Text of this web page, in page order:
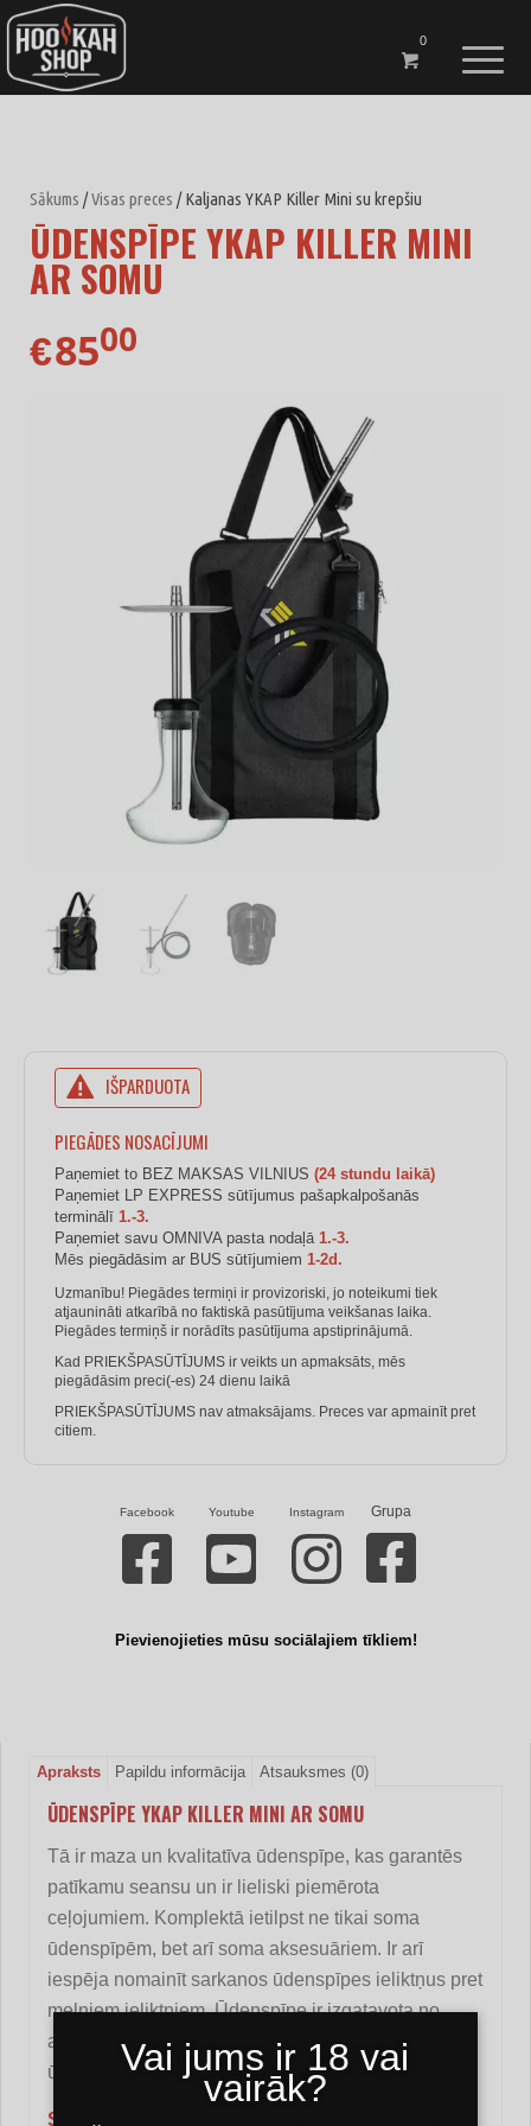
0
Sākums /Visas preces / Kaljanas YKAP Killer Mini su krepšiu
ŪDENSPĪPE YKAP KILLER MINI
AR SOMU
€8500
IŠPARDUOTA
PIEGĀDES NOSACĪJUMI
Paņemiet to BEZ MAKSAS VILNIUS (24 stundu laikā)
Paņemiet LP EXPRESS sūtījumus pašapkalpošanās
terminālī 1.-3.
Paņemiet savu OMNIVA pasta nodaļā 1.-3.
Mēs piegādāsim ar BUS sūtījumiem 1-2d.
Uzmanību! Piegādes termiņi ir provizoriski, jo noteikumi tiek
atjaunināti atkarībā no faktiskā pasūtījuma veikšanas laika.
Piegādes termiņš ir norādīts pasūtījuma apstiprinājumā.
Kad PRIEKŠPASŪTĪJUMS ir veikts un apmaksāts, mēs
piegādāsim preci(-es) 24 dienu laikā
PRIEKŠPASŪTĪJUMS nav atmaksājams. Preces var apmainīt pret
citiem.
Facebook Youtube Instagram Grupa
Pievienojieties mūsu sociālajiem tīkliem!
Apraksts Papildu informācija Atsauksmes (0)
ŪDENSPĪPE YKAP KILLER MINI AR SOMU
Tā ir maza un kvalitatīva ūdenspīpe, kas garantēs
patīkamu seansu un ir lieliski piemērota
ceļojumiem. Komplektā ietilpst ne tikai soma
ūdenspīpēm, bet arī soma aksesuāriem. Ir arī
iespēja nomainīt sarkanos ūdenspīpes ieliktņus pret
melniem ieliktņiem. Ūdenspīpe ir izgatavota no
augstākās kvalitātes materiāliem, kas nodrošinās
ūdenspīpes ilgmūžību. Viegli velkams āķis.
Specifikācija:
Vai jums ir 18 vai
vairāk?